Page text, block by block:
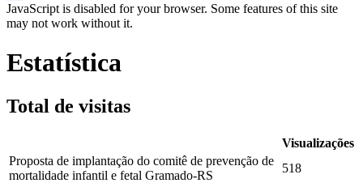
JavaScript is disabled for your browser. Some features of this site
may not work without it.
Estatística
Total de visitas
Visualizações
Proposta de implantação do comitê de prevenção de
mortalidade infantil e fetal Gramado-RS
518